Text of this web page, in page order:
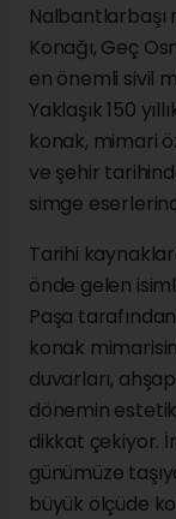
Nalbantlarbaşı
Konağı, Geç
en önemli sivil
Yaklaşık 150
konak, mimari
ve şehir
simge
Tarihi
önde gelen
Paşa
konak
duvarları,
dönemin estetik
dikkat çekiyor.
günümüze
büyük ölçüde